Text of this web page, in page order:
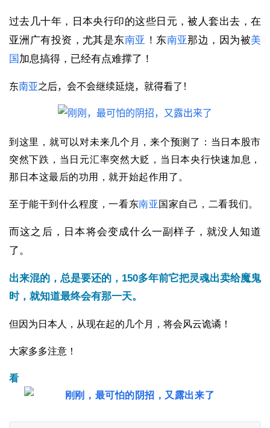
过去几十年，日本央行印的这些日元，被人套出去，在
亚洲广有投资，尤其是东南亚 ！东南亚那边，因为被美
国 加息搞得，已经有点难撑了！
东南亚之后，会不会继续延烧，就得看了！
到这里，就可以对未来几个月，来个预测了： 当日本股市
突然下跌，当日元汇率突然大贬，当日本央行快速加息，
那日本这最后的功用，就开始起作用了。
至于能干到什么程度，一看东南亚 国家自己，二看我们。
而这之后，日本将会变成什么一副样子，就没人知道
了。
出来混的，总是要还的，150多年前它把灵魂出卖给魔鬼
时，就知道最终会有那一天。
但因为日本人，从现在起的几个月，将会风云诡谲！
大家多多注意！
看